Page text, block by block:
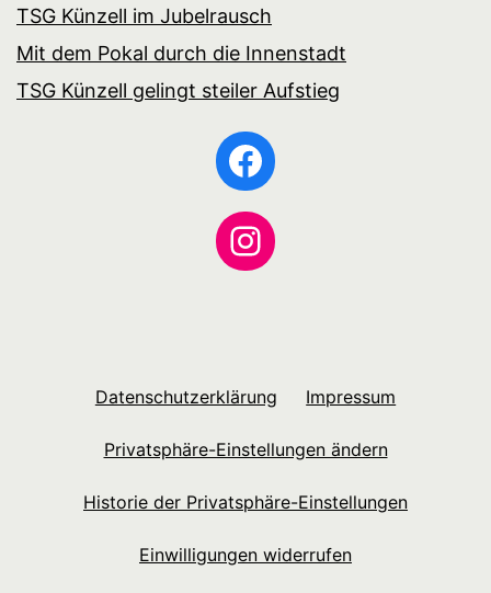
TSG Künzell im Jubelrausch
Mit dem Pokal durch die Innenstadt
TSG Künzell gelingt steiler Aufstieg
Facebook
Instagram
Datenschutzerklärung Impressum
Privatsphäre-Einstellungen ändern
Historie der Privatsphäre-Einstellungen
Einwilligungen widerrufen